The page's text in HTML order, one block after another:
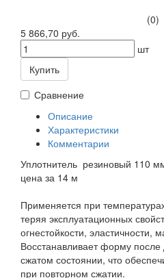
(0)
5 866,70 руб.
шт
Купить
Сравнение
Описание
Характеристики
Комментарии
Уплотнитель резиновый 110
цена за 14 м
Применяется при
теряя эксплуатационных
огнестойкости, эластичности,
Восстанавливает форму
сжатом состоянии, что
при повторном сжатии.